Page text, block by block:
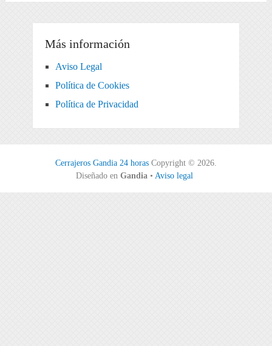
Más información
Aviso Legal
Política de Cookies
Política de Privacidad
Cerrajeros Gandia 24 horasCopyright © 2026.
Diseñado enGandia • Aviso legal